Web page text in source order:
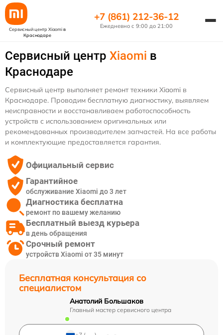
Сервисный центр Xiaomiв
Краснодаре
+7 (861) 212-36-12
Ежедневно с 9:00 до 21:00
Сервисный центр Xiaomi в
Краснодаре
Бесплатная консультация со
специалистом
Анатолий Большаков
Главный мастер сервисного центра
Сервисный центр выполняет ремонт техники Xiaomi в
Краснодаре. Проводим бесплатную диагностику, выявляем
неисправности и восстанавливаем работоспособность
устройств с использованием оригинальных или
рекомендованных производителем запчастей. На все работы
и комплектующие предоставляется гарантия.
Официальный сервис
Гарантийное
обслуживание Xiaomi до 3 лет
Диагностика бесплатна
ремонт по вашему желанию
Бесплатный выезд курьера
в день обращения
Срочный ремонт
устройств Xiaomi от 35 минут